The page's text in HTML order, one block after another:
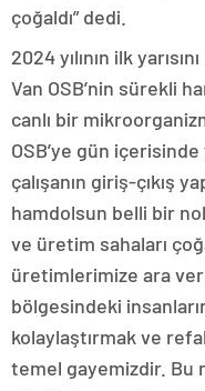
çoğaldı” dedi.
2024 yılının ilk
Van OSB’nin sürekli
canlı bir
OSB’ye gün
çalışanın giriş-çıkış
hamdolsun belli bir
ve üretim sahaları
üretimlerimize ara
bölgesindeki
kolaylaştırmak ve
temel gayemizdir. Bu